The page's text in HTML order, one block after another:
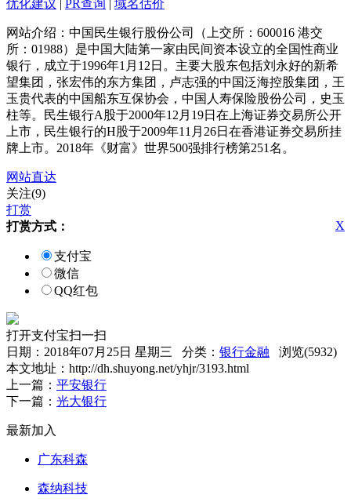
优化建议 | PR查询 | 域名估价
网站介绍：中国民生银行股份公司（上交所：600016 港交
所：01988）是中国大陆第一家由民间资本设立的全国性商业
银行，成立于1996年1月12日。主要大股东包括刘永好的新希
望集团，张宏伟的东方集团，卢志强的中国泛海控股集团，王
玉贵代表的中国船东互保协会，中国人寿保险股份公司，史玉
柱等。民生银行A股于2000年12月19日在上海证券交易所公开
上市，民生银行的H股于2009年11月26日在香港证券交易所挂
牌上市。2018年《财富》世界500强排行榜第251名。
网站直达
关注(9)
打赏
X
打赏方式：
支付宝
微信
QQ红包
打开支付宝扫一扫
日期：2018年07月25日 星期三 分类： 银行金融 浏览(5932)
本文地址：http://dh.shuyong.net/yhjr/3193.html
上一篇： 平安银行
下一篇： 光大银行
最新加入
广东科森
森纳科技